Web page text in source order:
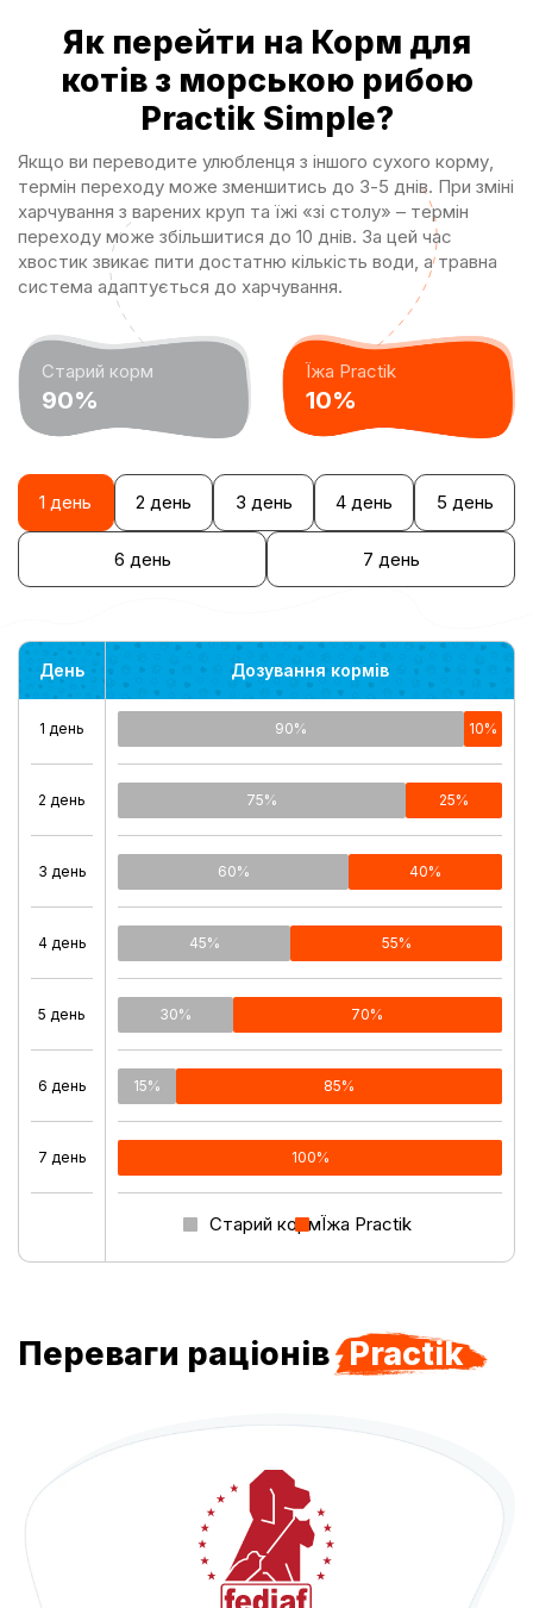
Як перейти на Корм для
котів з морською рибою
Practik Simple?
Якщо ви переводите улюбленця з іншого cyxoгo корму,
термін переходу може зменшитись до 3-5 днів. При зміні
харчування з варених круп та їжі «зі столу» – термін
переходу може збільшитися до 10 днів. За цей час
хвостик звикає пити достатню кількість води, а травна
система адаптується до харчування.
Старий корм
90%
Їжа Practik
10%
1 день 2 день 3 день 4 день 5 день
6 день 7 день
День
1 день
2 день
3 день
4 день
5 день
6 день
7 день
Дозування кормів
90% 10%
75% 25%
60% 40%
45% 55%
30% 70%
15% 85%
100%
Старий кормЇжа Practik
Переваги раціонів Practik